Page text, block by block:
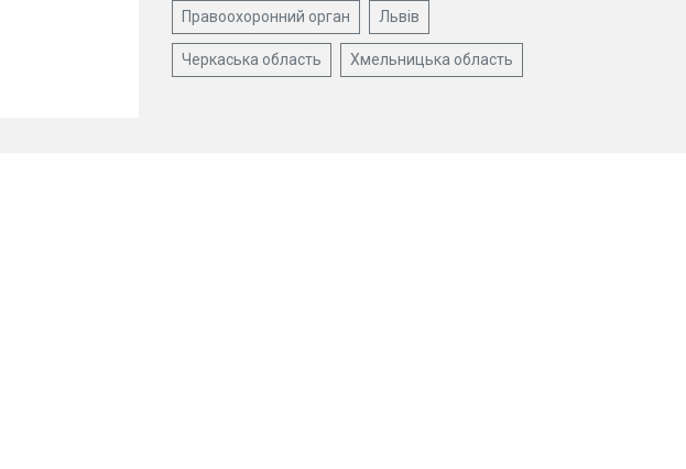
Правоохоронний орган Львів
Черкаська область Хмельницька область